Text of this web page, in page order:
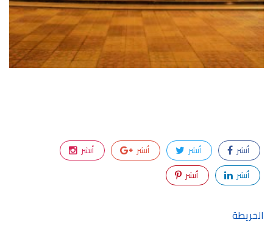
أنشر أنشر أنشر
أنشر
أنشر
أنشر
الخريطة